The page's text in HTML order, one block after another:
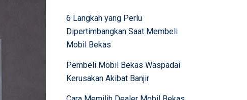
6 Langkah yang Perlu
Dipertimbangkan Saat Membeli
Mobil Bekas
Pembeli Mobil Bekas Waspadai
Kerusakan Akibat Banjir